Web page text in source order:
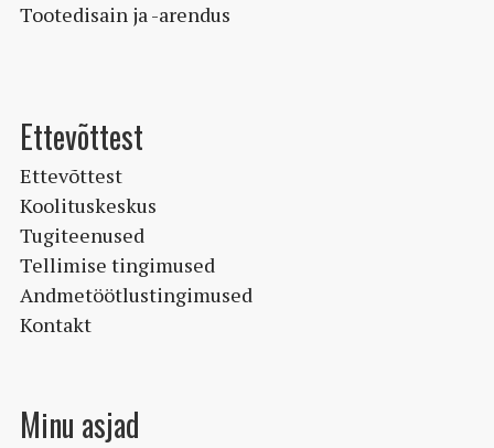
Tootedisain ja -arendus
Ettevõttest
Ettevõttest
Koolituskeskus
Tugiteenused
Tellimise tingimused
Andmetöötlustingimused
Kontakt
Minu asjad